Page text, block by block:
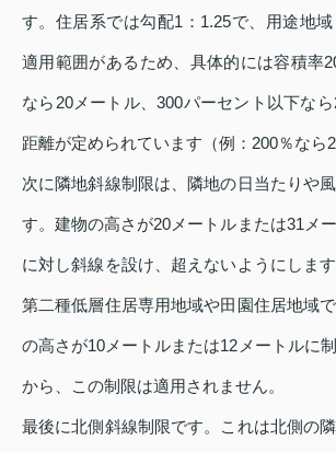
す。住居系では勾配1：1.25で、用途地
適用範囲があるため、具体的には容積率
なら20メートル、300パーセント以下な
距離が定められています（例：200％なら
次に隣地斜線制限は、隣地の日当たりや
す。建物の高さが20メートルまたは31メ
に対し斜線を設け、超えないようにしま
第二種低層住居専用地域や田園住居地域
の高さが10メートルまたは12メートルに
から、この制限は適用されません。
最後に北側斜線制限です。これは北側の